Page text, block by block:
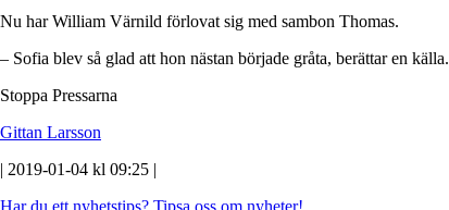
Nu har William Värnild förlovat sig med sambon Thomas.
– Sofia blev så glad att hon nästan började gråta, berättar en källa.
Stoppa Pressarna
Gittan Larsson
| 2019-01-04 kl 09:25 |
Har du ett nyhetstips? Tipsa oss om nyheter!